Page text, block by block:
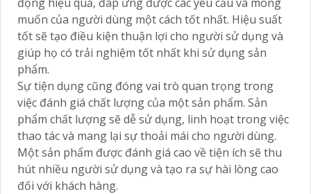
muốn của người dùng một cách tốt nhất. Hiệu suất
tốt sẽ tạo điều kiện thuận lợi cho người sử dụng và
giúp họ có trải nghiệm tốt nhất khi sử dụng sản
phẩm.
Sự tiện dụng cũng đóng vai trò quan trọng trong
việc đánh giá chất lượng của một sản phẩm. Sản
phẩm chất lượng sẽ dễ sử dụng, linh hoạt trong việc
thao tác và mang lại sự thoải mái cho người dùng.
Một sản phẩm được đánh giá cao về tiện ích sẽ thu
hút nhiều người sử dụng và tạo ra sự hài lòng cao
đối với khách hàng.